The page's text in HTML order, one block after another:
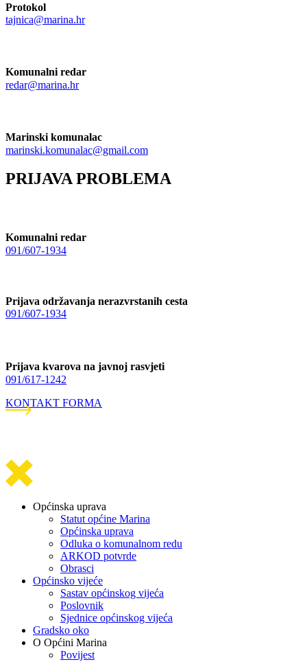
Protokol
tajnica@marina.hr
Komunalni redar
redar@marina.hr
Marinski komunalac
marinski.komunalac@gmail.com
PRIJAVA PROBLEMA
Komunalni redar
091/607-1934
Prijava održavanja nerazvrstanih cesta
091/607-1934
Prijava kvarova na javnoj rasvjeti
091/617-1242
KONTAKT FORMA
Općinska uprava
Statut općine Marina
Općinska uprava
Odluka o komunalnom redu
ARKOD potvrde
Obrasci
Općinsko vijeće
Sastav općinskog vijeća
Poslovnik
Sjednice općinskog vijeća
Gradsko oko
O Općini Marina
Povijest